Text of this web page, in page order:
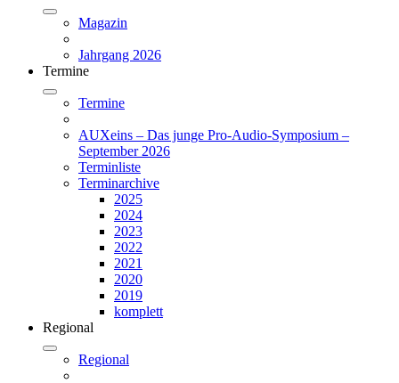
Magazin
Jahrgang 2026
Termine
Termine
AUXeins – Das junge Pro-Audio-Symposium –
September 2026
Terminliste
Terminarchive
2025
2024
2023
2022
2021
2020
2019
komplett
Regional
Regional